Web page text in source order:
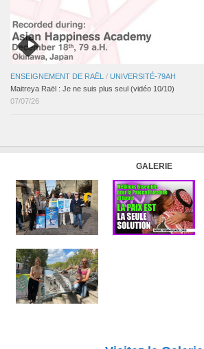
ENSEIGNEMENT DE RAËL / UNIVERSITÉ-79AH
Maitreya Raël : Je ne suis plus seul (vidéo 10/10)
07/07/26
GALERIE